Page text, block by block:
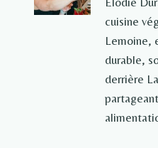
cuisine
Lemoine,
durable,
derrière